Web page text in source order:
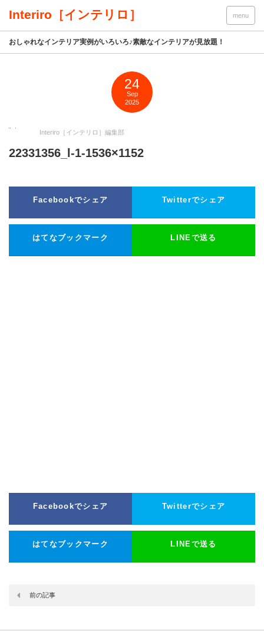
Interiro［インテリロ］ menu
おしゃれなインテリア実例がいろいろ♪素敵なインテリアが見放題！
24
Sep
2025
Interiro［インテリロ］編集部
22331356_l-1-1536×1152
Facebookでシェア Twitterでシェア
はてなブックマーク LINEで送る
Facebookでシェア Twitterでシェア
はてなブックマーク LINEで送る
前の記事